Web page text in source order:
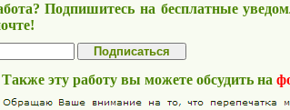
Подпишитесь на бесплатные
Также эту работу вы можете обсудить на